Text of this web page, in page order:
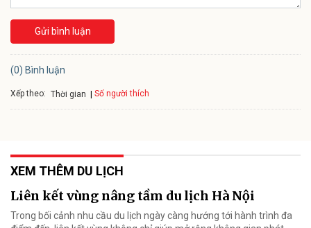
Gửi bình luận
(0) Bình luận
Xếp theo: Thời gian Số người thích
XEM THÊM DU LỊCH
Liên kết vùng nâng tầm du lịch Hà Nội
Trong bối cảnh nhu cầu du lịch ngày càng hướng tới hành trình đa